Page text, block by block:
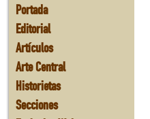
Portada
Editorial
Artículos
Arte Central
Historietas
Secciones